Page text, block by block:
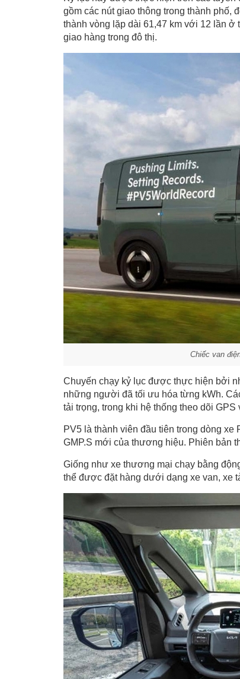
gồm các nút giao thông trong thành phố,
thành vòng lặp dài 61,47 km với 12 lần ở
giao hàng trong đô thị.
Chiếc van
Chuyến chạy kỷ lục được thực hiện bởi
những người đã tối ưu hóa từng kWh.
tải trọng, trong khi hệ thống theo dõi
PV5 là thành viên đầu tiên trong dòng
GMP.S mới của thương hiệu. Phiên bản
Giống như xe thương mại chạy bằng
thể được đặt hàng dưới dạng xe van, xe